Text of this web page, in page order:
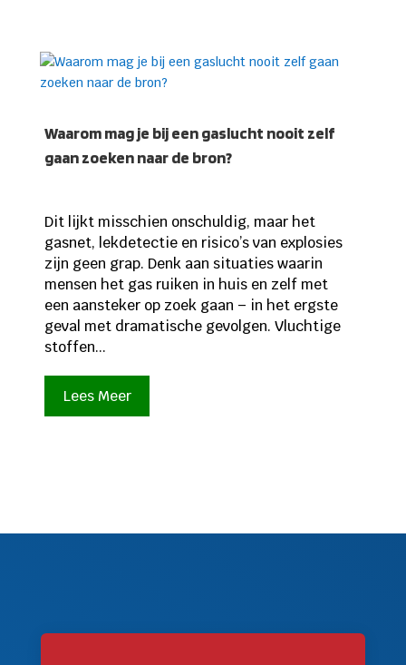
Waarom mag je bij een gaslucht nooit zelf
gaan zoeken naar de bron?
Dit lijkt misschien onschuldig, maar het
gasnet, lekdetectie en risico’s van explosies
zijn geen grap. Denk aan situaties waarin
mensen het gas ruiken in huis en zelf met
een aansteker op zoek gaan – in het ergste
geval met dramatische gevolgen. Vluchtige
stoffen...
Lees Meer